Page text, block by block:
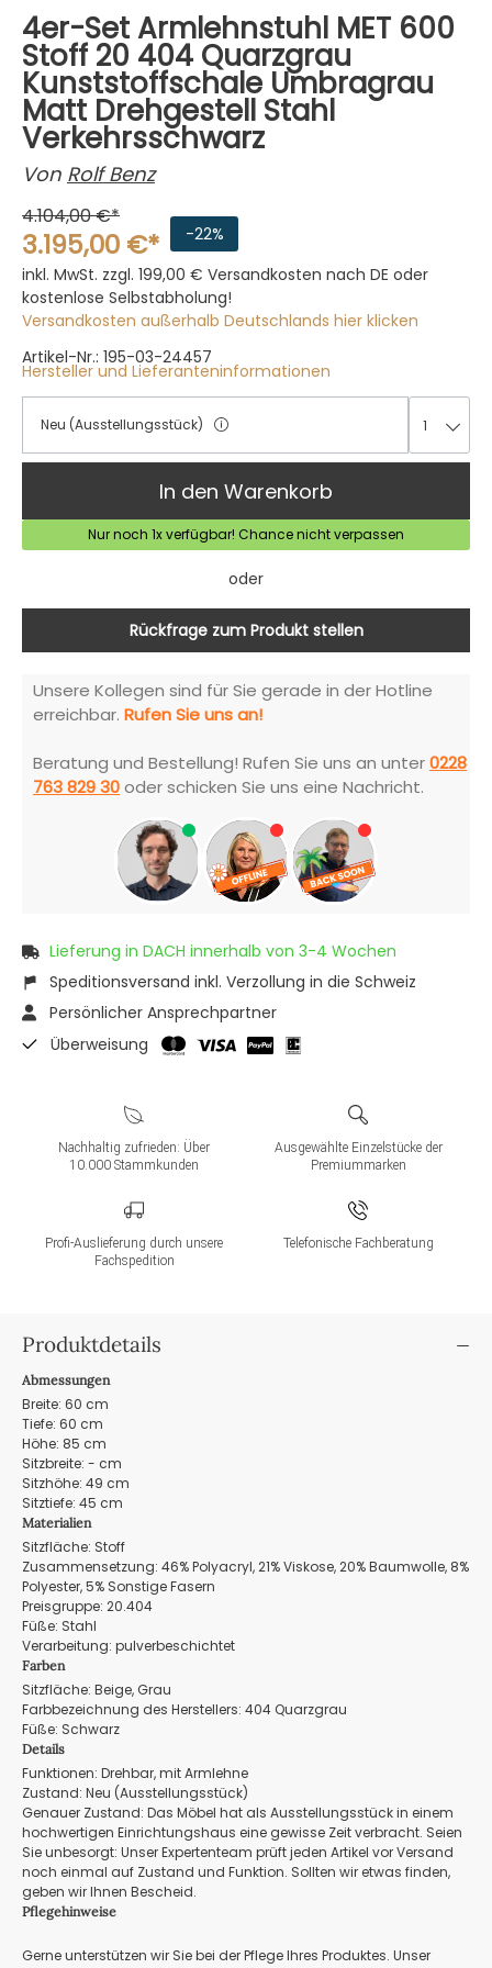
4er-Set Armlehnstuhl MET 600
Stoff 20 404 Quarzgrau
Kunststoffschale Umbragrau
Matt Drehgestell Stahl
Verkehrsschwarz
Von Rolf Benz
4.104,00 €*
3.195,00 €*
-22%
inkl. MwSt. zzgl. 199,00 € Versandkosten nach DE oder
kostenlose Selbstabholung!
Versandkosten außerhalb Deutschlands hier klicken
Artikel-Nr.: 195-03-24457
Hersteller und Lieferanteninformationen
Neu (Ausstellungsstück) 1
In den Warenkorb
Nur noch 1x verfügbar! Chance nicht verpassen
oder
Rückfrage zum Produkt stellen
Unsere Kollegen sind für Sie gerade in der Hotline
erreichbar. Rufen Sie uns an!
Beratung und Bestellung! Rufen Sie uns an unter0228
763 829 30oder schicken Sie uns eine Nachricht.
Lieferung in DACH innerhalb von 3-4 Wochen
Speditionsversand inkl. Verzollung in die Schweiz
Persönlicher Ansprechpartner
Überweisung
Nachhaltig zufrieden: Über
10.000 Stammkunden
Ausgewählte Einzelstücke der
Premiummarken
Profi-Auslieferung durch unsere
Fachspedition
Telefonische Fachberatung
Produktdetails
Abmessungen
Breite: 60 cm
Tiefe: 60 cm
Höhe: 85 cm
Sitzbreite: - cm
Sitzhöhe: 49 cm
Sitztiefe: 45 cm
Materialien
Sitzfläche: Stoff
Zusammensetzung: 46% Polyacryl, 21% Viskose, 20% Baumwolle, 8%
Polyester, 5% Sonstige Fasern
Preisgruppe: 20.404
Füße: Stahl
Verarbeitung: pulverbeschichtet
Farben
Sitzfläche: Beige, Grau
Farbbezeichnung des Herstellers: 404 Quarzgrau
Füße: Schwarz
Details
Funktionen: Drehbar, mit Armlehne
Zustand: Neu (Ausstellungsstück)
Genauer Zustand: Das Möbel hat als Ausstellungsstück in einem
hochwertigen Einrichtungshaus eine gewisse Zeit verbracht. Seien
Sie unbesorgt: Unser Expertenteam prüft jeden Artikel vor Versand
noch einmal auf Zustand und Funktion. Sollten wir etwas finden,
geben wir Ihnen Bescheid.
Pflegehinweise
Gerne unterstützen wir Sie bei der Pflege Ihres Produktes. Unser